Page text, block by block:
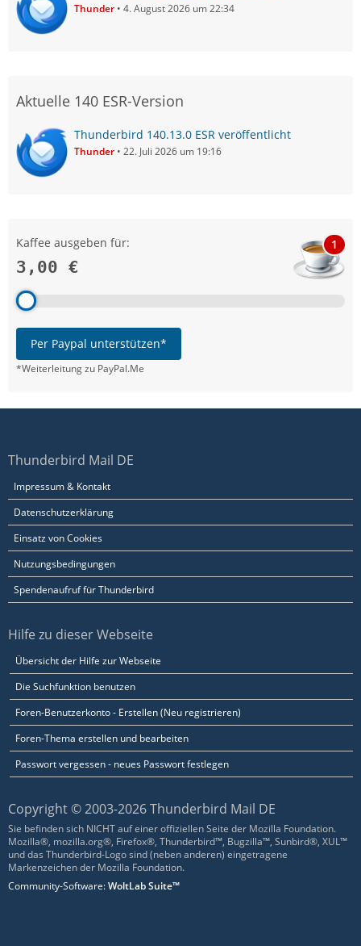
Thunder 4. August 2026 um 22:34
Aktuelle 140 ESR-Version
Thunderbird 140.13.0 ESR veröffentlicht
Thunder 22. Juli 2026 um 19:16
Kaffee ausgeben für:
3,00 €
1
Per Paypal unterstützen*
*Weiterleitung zu PayPal.Me
Thunderbird Mail DE
Impressum & Kontakt
Datenschutzerklärung
Einsatz von Cookies
Nutzungsbedingungen
Spendenaufruf für Thunderbird
Hilfe zu dieser Webseite
Übersicht der Hilfe zur Webseite
Die Suchfunktion benutzen
Foren-Benutzerkonto - Erstellen (Neu registrieren)
Foren-Thema erstellen und bearbeiten
Passwort vergessen - neues Passwort festlegen
Copyright © 2003-2026 Thunderbird Mail DE
Sie befinden sich NICHT auf einer offiziellen Seite der Mozilla Foundation.
Mozilla®, mozilla.org®, Firefox®, Thunderbird™, Bugzilla™, Sunbird®, XUL™
und das Thunderbird-Logo sind (neben anderen) eingetragene
Markenzeichen der Mozilla Foundation.
Community-Software:WoltLab Suite™